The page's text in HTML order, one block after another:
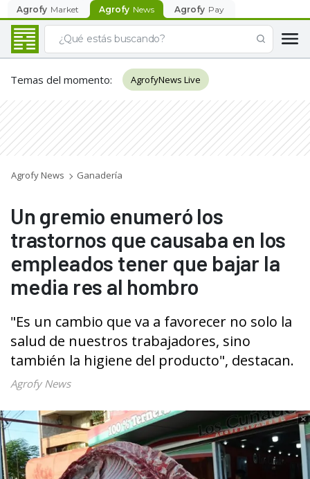
Agrofy Market Agrofy News Agrofy Pay
Temas del momento: AgrofyNews Live
Agrofy News Ganadería
Un gremio enumeró los
trastornos que causaba en los
empleados tener que bajar la
media res al hombro
"Es un cambio que va a favorecer no solo la
salud de nuestros trabajadores, sino
también la higiene del producto", destacan.
Agrofy News